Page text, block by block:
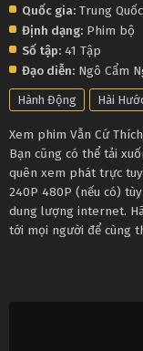
Quốc gia: Trung Quốc
Định dạng: Phim bộ
Số tập: 41 Tập
Đạo diễn: Ngô Cẩm
Hành Động Hài
Xem phim Vẫn Cứ
Bạn cũng có thể tải
quên xem phát trực
240P 480P (nếu có)
dung lượng internet.
tới mọi người để cùng